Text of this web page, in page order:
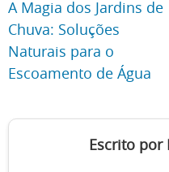
A Magia dos Jardins de
Chuva: Soluções
Naturais para o
Escoamento de Água
Escrito por